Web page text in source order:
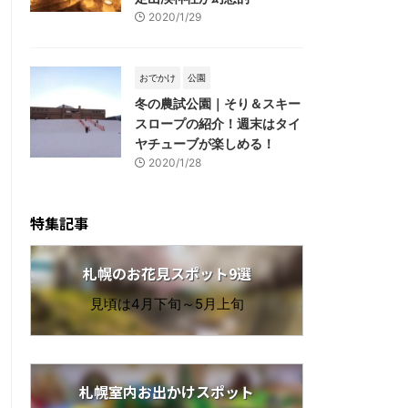
2020/1/29
おでかけ 公園
冬の農試公園｜そり＆スキー
スロープの紹介！週末はタイ
ヤチューブが楽しめる！
2020/1/28
特集記事
札幌のお花見スポット9選
見頃は4月下旬～5月上旬
札幌室内お出かけスポット